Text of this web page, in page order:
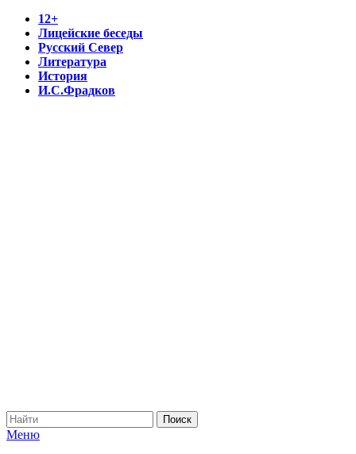
12+
Лицейские беседы
Русский Север
Литература
История
И.С.Фрадков
Меню